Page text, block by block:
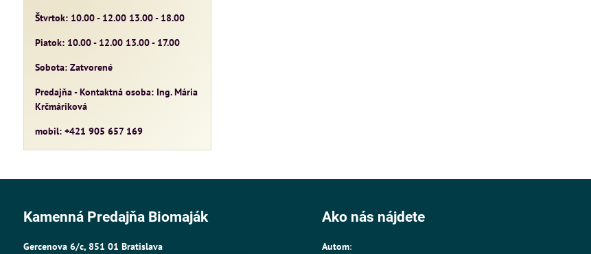
Štvrtok: 10.00 - 12.00 13.00 - 18.00
Piatok: 10.00 - 12.00 13.00 - 17.00
Sobota: Zatvorené
Predajňa - Kontaktná osoba: Ing. Mária
Krčmáriková
mobil: +421 905 657 169
Kamenná Predajňa Biomaják
Gercenova 6/c, 851 01 Bratislava
Ako nás nájdete
Autom: